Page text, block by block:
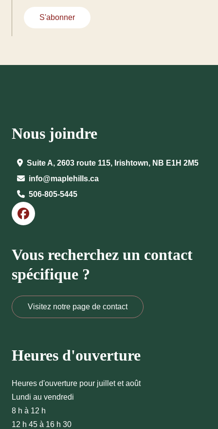
S'abonner
Nous joindre
Suite A, 2603 route 115, Irishtown, NB E1H 2M5
info@maplehills.ca
506-805-5445
Vous recherchez un contact
spécifique ?
Visitez notre page de contact
Heures d'ouverture
Heures d'ouverture pour juillet et août
Lundi au vendredi
8 h à 12 h
12 h 45 à 16 h 30